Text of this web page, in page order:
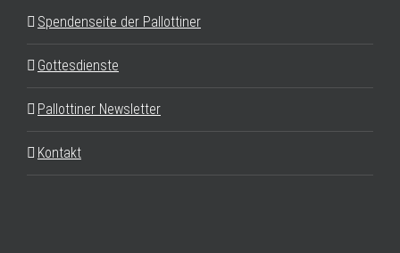
Spendenseite der Pallottiner
Gottesdienste
Pallottiner Newsletter
Kontakt